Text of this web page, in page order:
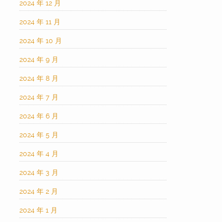
2024 年 12 月
2024 年 11 月
2024 年 10 月
2024 年 9 月
2024 年 8 月
2024 年 7 月
2024 年 6 月
2024 年 5 月
2024 年 4 月
2024 年 3 月
2024 年 2 月
2024 年 1 月